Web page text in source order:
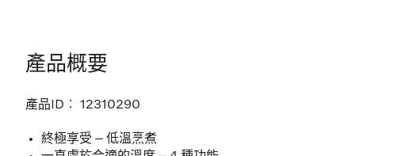
產品概要
產品ID︰ 12310290
終極享受 – 低溫烹煮